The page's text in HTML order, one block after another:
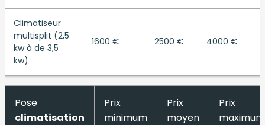
Climatiseur
multisplit (2,5
kw à de 3,5
kw)
1600 € 2500 € 4000 €
Pose
climatisation
Prix
minimum
Prix
moyen
Prix
maximum